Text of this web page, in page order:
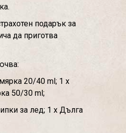
подарък за
да приготва
20/40 ml; 1 x
50/30 ml;
за лед; 1 х Дълга